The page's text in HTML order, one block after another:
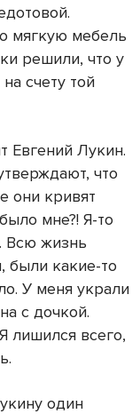
мягкую мебель
решили, что у
счету той
Евгений Лукин.
что
они кривят
мне?! Я-то
Всю жизнь
были какие-то
У меня украли
с дочкой.
лишился всего,
один